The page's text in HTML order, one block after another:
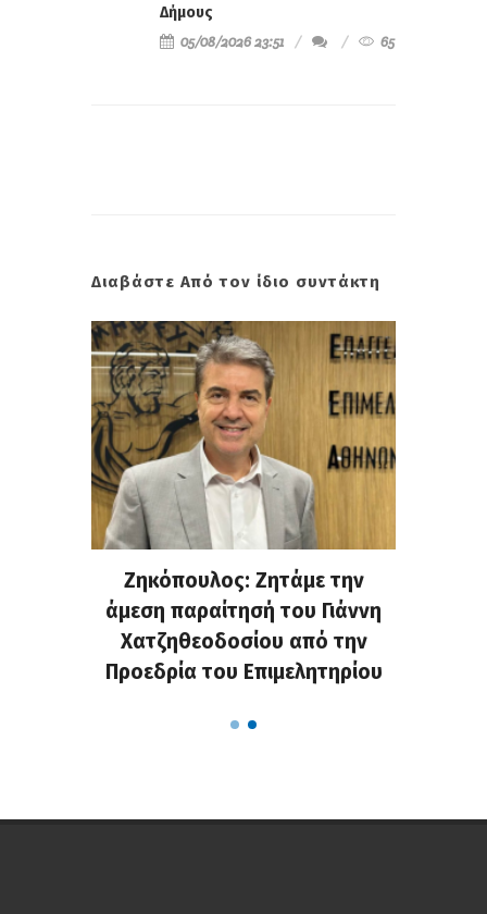
Δήμους
05/08/2026 23:51
65
Διαβάστε Από τον ίδιο συντάκτη
Ζηκόπουλος: Ζητάμε την
άμεση παραίτησή του Γιάννη
Χατζηθεοδοσίου από την
Προεδρία του Επιμελητηρίου